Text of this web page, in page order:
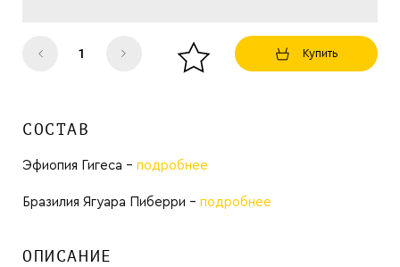
СОСТАВ
Эфиопия Гигеса - подробнее
Бразилия Ягуара Пиберри - подробнее
ОПИСАНИЕ
Купить